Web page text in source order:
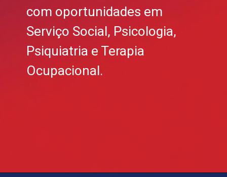
com oportunidades em
Serviço Social, Psicologia,
Psiquiatria e Terapia
Ocupacional.